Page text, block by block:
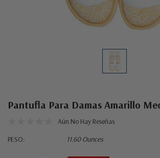
Pantufla Para Damas Amarillo
Aún No Hay Reseñas
PESO:
11.60 Ounces